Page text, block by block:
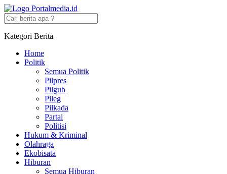
Kategori Berita
Home
Politik
Semua Politik
Pilpres
Pilgub
Pileg
Pilkada
Partai
Politisi
Hukum & Kriminal
Olahraga
Ekobisata
Hiburan
Semua Hiburan